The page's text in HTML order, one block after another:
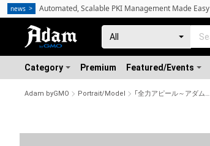
Category Premium Featured/Events
Adam byGMO Portrait/Model 「全力アピール～アダムシアター～」NFTストア
news Automated, Scalable PKI Management Made Easy